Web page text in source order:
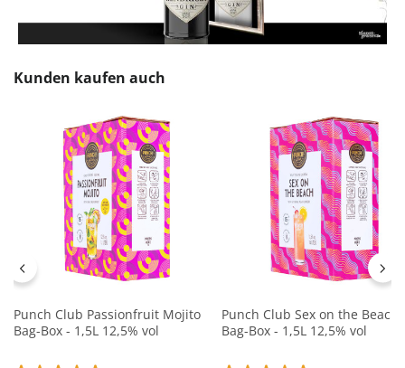
Produktgalerie überspringen
Kunden kaufen auch
Punch Club Passionfruit Mojito
Bag-Box - 1,5L 12,5% vol
Punch Club Sex on the Beach
Bag-Box - 1,5L 12,5% vol